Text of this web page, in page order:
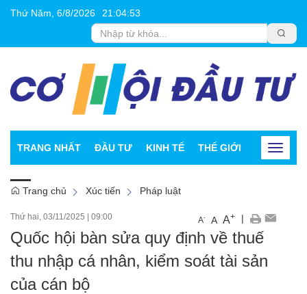
Thứ Năm, 6/8/2026 21 :04:54
TRANG NHẤT ĐẦU TƯ KINH TẾ THẾ GIỚI CHỨNG
Toggle
Trang chủ Xúc tiến Pháp luật
Thứ hai, 03/11/2025 | 09:00 A- A A+ |
Quốc hội bàn sửa quy định về thuế
thu nhập cá nhân, kiểm soát tài sản
của cán bộ